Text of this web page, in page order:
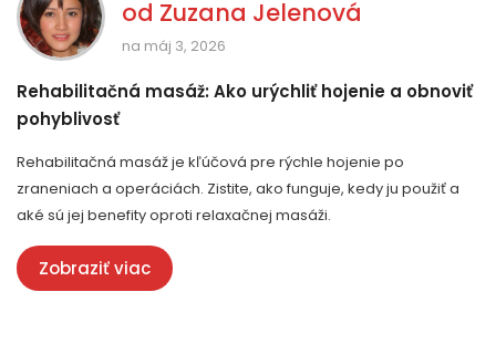
od Zuzana Jelenová
na máj 3, 2026
Rehabilitačná masáž: Ako urýchliť hojenie a obnoviť
pohyblivosť
Rehabilitačná masáž je kľúčová pre rýchle hojenie po
zraneniach a operáciách. Zistite, ako funguje, kedy ju použiť a
aké sú jej benefity oproti relaxačnej masáži.
Zobraziť viac